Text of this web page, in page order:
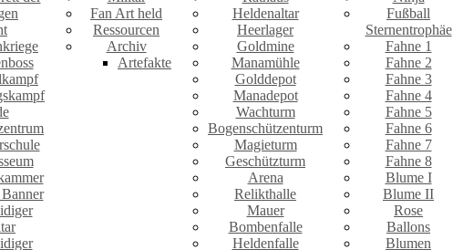
Fan Art held
Ressourcen
Archiv
Artefakte
Heldenaltar
Heerlager
Goldmine
Manamühle
Golddepot
Manadepot
Wachturm
Bogenschützenturm
Magieturm
Geschützturm
Arena
Relikthalle
Mauer
Bombenfalle
Heldenfalle
Fußball
Sternentrophäe
Fahne 1
Fahne 2
Fahne 3
Fahne 4
Fahne 5
Fahne 6
Fahne 7
Fahne 8
Blume I
Blume II
Rose
Ballons
Blumen